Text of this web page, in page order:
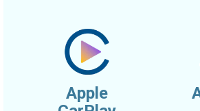
Apple